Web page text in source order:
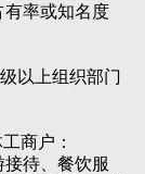
率或知名度
以上组织部门
商户：
待、餐饮服